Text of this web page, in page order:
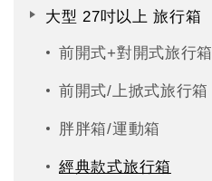
大型 27吋以上 旅行箱
前開式+對開式旅行箱
前開式/上掀式旅行箱
胖胖箱/運動箱
經典款式旅行箱